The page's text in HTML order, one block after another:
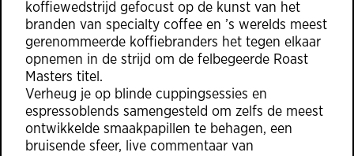
koffiewedstrijd gefocust op de kunst van het
branden van specialty coffee en ’s werelds meest
gerenommeerde koffiebranders het tegen elkaar
opnemen in de strijd om de felbegeerde Roast
Masters titel.
Verheug je op blinde cuppingsessies en
espressoblends samengesteld om zelfs de meest
ontwikkelde smaakpapillen te behagen, een
bruisende sfeer, live commentaar van